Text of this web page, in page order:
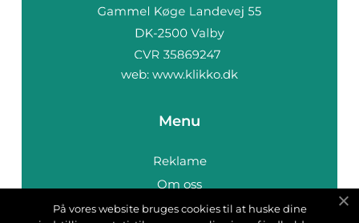
web: www.klikko.dk
Menu
Reklame
Om oss
Cookies
På vores website bruges cookies til at huske dine